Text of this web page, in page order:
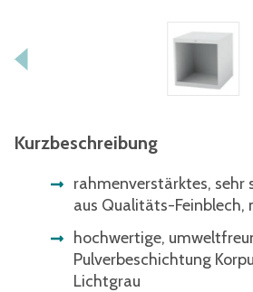
Kurzbeschreibung
rahmenverstärktes, sehr
aus Qualitäts-Feinblech,
hochwertige,
Pulverbeschichtung
Lichtgrau